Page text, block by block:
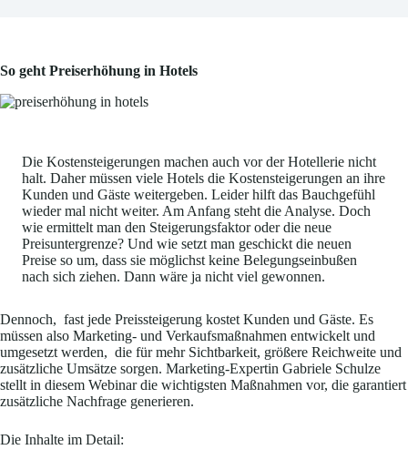
So geht Preiserhöhung in Hotels
Die Kostensteigerungen machen auch vor der Hotellerie nicht
halt. Daher müssen viele Hotels die Kostensteigerungen an ihre
Kunden und Gäste weitergeben. Leider hilft das Bauchgefühl
wieder mal nicht weiter. Am Anfang steht die Analyse. Doch
wie ermittelt man den Steigerungsfaktor oder die neue
Preisuntergrenze? Und wie setzt man geschickt die neuen
Preise so um, dass sie möglichst keine Belegungseinbußen
nach sich ziehen. Dann wäre ja nicht viel gewonnen.
Dennoch, fast jede Preissteigerung kostet Kunden und Gäste. Es
müssen also Marketing- und Verkaufsmaßnahmen entwickelt und
umgesetzt werden, die für mehr Sichtbarkeit, größere Reichweite und
zusätzliche Umsätze sorgen. Marketing-Expertin Gabriele Schulze
stellt in diesem Webinar die wichtigsten Maßnahmen vor, die garantiert
zusätzliche Nachfrage generieren.
Die Inhalte im Detail: